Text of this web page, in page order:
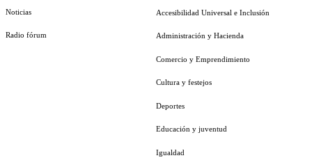
Noticias
Radio fórum
Accesibilidad Universal e Inclusión
Administración y Hacienda
Comercio y Emprendimiento
Cultura y festejos
Deportes
Educación y juventud
Igualdad